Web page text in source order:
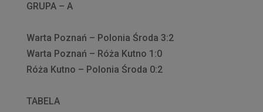
GRUPA – A
Warta Poznań – Polonia Środa 3:2
Warta Poznań – Róża Kutno 1:0
Róża Kutno – Polonia Środa 0:2
TABELA